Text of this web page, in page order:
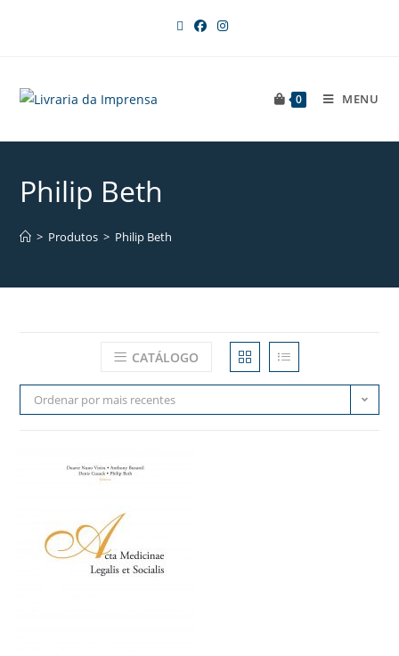
0 MENU
Philip Beth
> Produtos > Philip Beth
CATÁLOGO
Ordenar por mais recentes